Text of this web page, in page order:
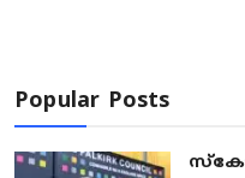
Popular Posts